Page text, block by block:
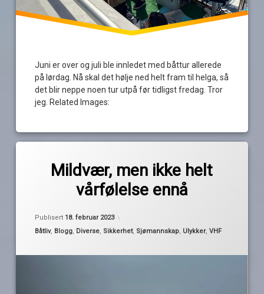
Juni er over og juli ble innledet med båttur allerede
på lørdag. Nå skal det hølje ned helt fram til helga, så
det blir neppe noen tur utpå før tidligst fredag. Tror
jeg. Related Images:
Mildvær, men ikke helt
vårfølelse ennå
Publisert 18. februar 2023
Kategorier:
Båtliv, Blogg, Diverse, Sikkerhet, Sjømannskap, Ulykker,VHF
redningsselskapet
Kystradio
temperatur